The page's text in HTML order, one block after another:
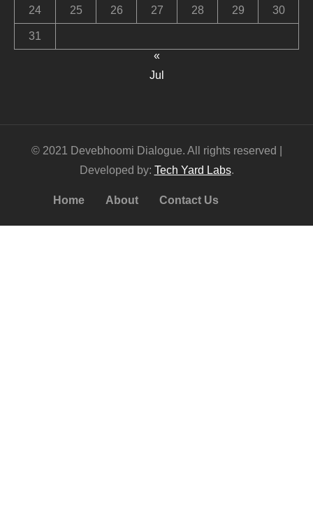
24 25 26 27 28 29 30
31
«
Jul
© 2021 Devebhoomi Dialogue. All rights reserved |
Developed by: Tech Yard Labs.
Home About Contact Us